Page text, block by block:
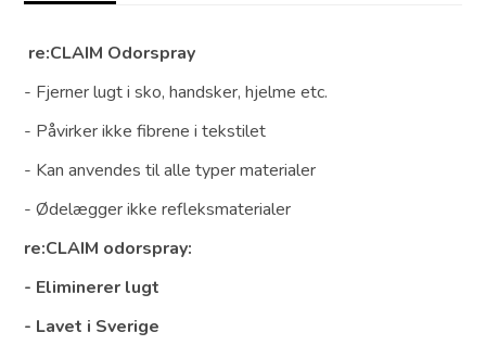
re:CLAIM Odorspray
- Fjerner lugt i sko, handsker, hjelme etc.
- Påvirker ikke fibrene i tekstilet
- Kan anvendes til alle typer materialer
- Ødelægger ikke refleksmaterialer
re:CLAIM odorspray:
- Eliminerer lugt
- Lavet i Sverige